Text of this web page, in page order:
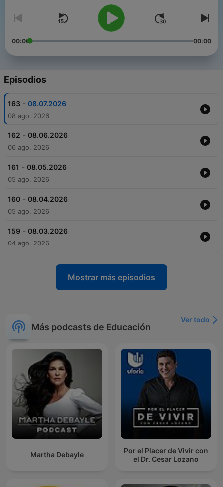
00:00 00:00
Episodios
163 - 08.07.2026
08 ago. 2026
162 - 08.06.2026
06 ago. 2026
161 - 08.05.2026
05 ago. 2026
160 - 08.04.2026
05 ago. 2026
159 - 08.03.2026
04 ago. 2026
Mostrar más episodios
Más podcasts de Educación
Ver todo
Martha Debayle
Por el Placer de Vivir con
el Dr. Cesar Lozano